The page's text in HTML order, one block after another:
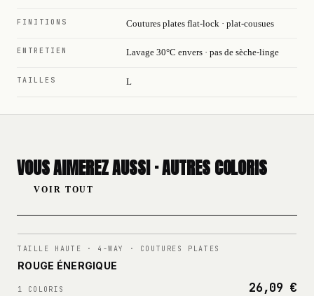
FINITIONS Coutures plates flat-lock · plat-cousues
ENTRETIEN Lavage 30°C envers · pas de sèche-linge
TAILLES L
VOUS AIMEREZ AUSSI · AUTRES COLORIS
VOIR TOUT
N° 001
TAILLE HAUTE · 4-WAY · COUTURES PLATES
ROUGE ÉNERGIQUE
1 COLORIS 26,09 €